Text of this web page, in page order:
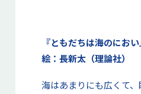
『ともだちは海のにお
絵：長新太（理論社）
海はあまりにも広くて